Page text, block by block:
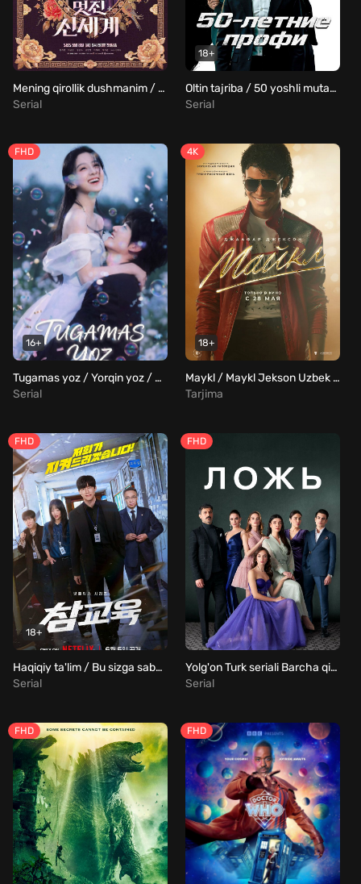
Mening qirollik dushmanim / Mening qirollik raqibim Barcha qismlar Uzbek Tilida
Serial
18+
Oltin tajriba / 50 yoshli mutaxassislar Barcha qismlar Uzbek Tilida
Serial
FHD
16+
Tugamas yoz / Yorqin yoz / Yonayotgan yoz Barcha qismlar Uzbek Tilida
Serial
4K
18+
Maykl / Maykl Jekson Uzbek Tilida
Tarjima
FHD
18+
Haqiqiy ta'lim / Bu sizga saboq bo'lsin Barcha qismlar Uzbek Tilida
Serial
FHD
Yolg'on Turk seriali Barcha qismlar Uzbek Tilida
Serial
FHD FHD